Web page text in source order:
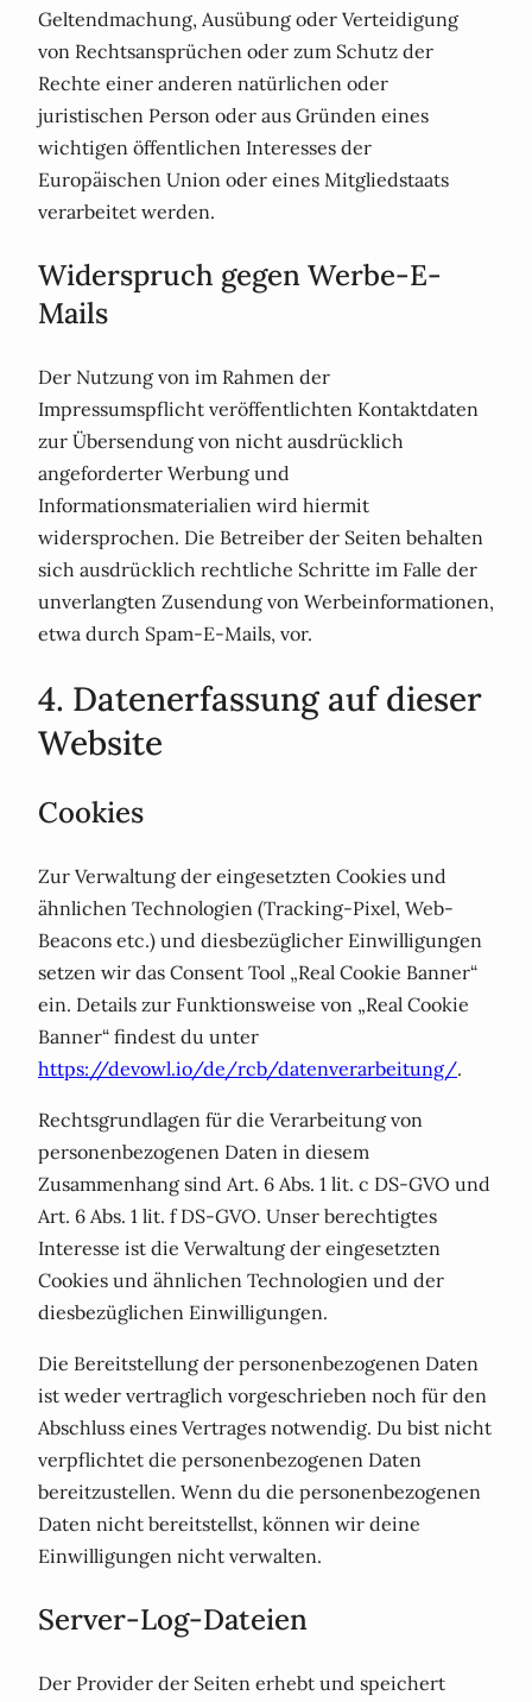
Geltendmachung, Ausübung oder Verteidigung
von Rechtsansprüchen oder zum Schutz der
Rechte einer anderen natürlichen oder
juristischen Person oder aus Gründen eines
wichtigen öffentlichen Interesses der
Europäischen Union oder eines Mitgliedstaats
verarbeitet werden.
Widerspruch gegen Werbe-E-
Mails
Der Nutzung von im Rahmen der
Impressumspflicht veröffentlichten Kontaktdaten
zur Übersendung von nicht ausdrücklich
angeforderter Werbung und
Informationsmaterialien wird hiermit
widersprochen. Die Betreiber der Seiten behalten
sich ausdrücklich rechtliche Schritte im Falle der
unverlangten Zusendung von Werbeinformationen,
etwa durch Spam-E-Mails, vor.
4. Datenerfassung auf dieser
Website
Cookies
Zur Verwaltung der eingesetzten Cookies und
ähnlichen Technologien (Tracking-Pixel, Web-
Beacons etc.) und diesbezüglicher Einwilligungen
setzen wir das Consent Tool „Real Cookie Banner“
ein. Details zur Funktionsweise von „Real Cookie
Banner“ findest du unter
https://devowl.io/de/rcb/datenverarbeitung/.
Rechtsgrundlagen für die Verarbeitung von
personenbezogenen Daten in diesem
Zusammenhang sind Art. 6 Abs. 1 lit. c DS-GVO und
Art. 6 Abs. 1 lit. f DS-GVO. Unser berechtigtes
Interesse ist die Verwaltung der eingesetzten
Cookies und ähnlichen Technologien und der
diesbezüglichen Einwilligungen.
Die Bereitstellung der personenbezogenen Daten
ist weder vertraglich vorgeschrieben noch für den
Abschluss eines Vertrages notwendig. Du bist nicht
verpflichtet die personenbezogenen Daten
bereitzustellen. Wenn du die personenbezogenen
Daten nicht bereitstellst, können wir deine
Einwilligungen nicht verwalten.
Server-Log-Dateien
Der Provider der Seiten erhebt und speichert